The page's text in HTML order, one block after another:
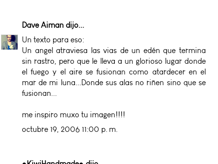
Dave Aiman dijo...
Un texto para eso:
Un angel atraviesa las vias de un edén que termina
sin rastro, pero que le lleva a un glorioso lugar donde
el fuego y el aire se fusionan como atardecer en el
mar de mi luna...Donde sus alas no riñen sino que se
fusionan...
me inspiro muxo tu imagen!!!!
octubre 19, 2006 11:00 p. m.